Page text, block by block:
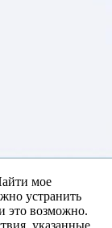
мое
устранить
это возможно.
указанные